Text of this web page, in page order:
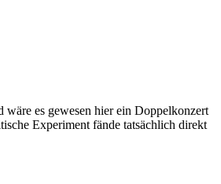
es gewesen hier ein Doppelkonzert
Experiment fände tatsächlich direkt